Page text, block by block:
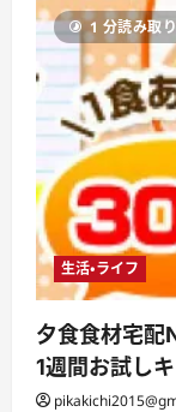
1 分読み取り
生活・ライフ
夕食食材宅配
1週間お試し